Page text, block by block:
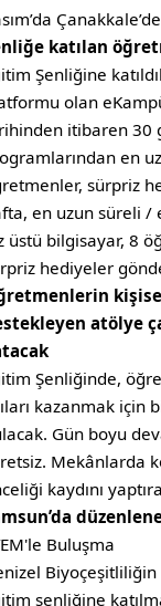
katılan
Şenliğine
olan
itibaren 30
en
sürpriz
en uzun süreli /
üstü bilgisayar, 8
hediyeler
atölye
Şenliğinde,
kazanmak için
Gün boyu
Mekânlarda
kaydını
Buluşma
Biyoçeşitliliğin
şenliğine